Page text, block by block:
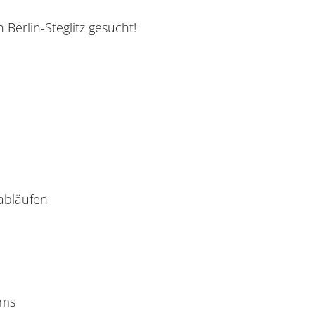
Steglitz gesucht!